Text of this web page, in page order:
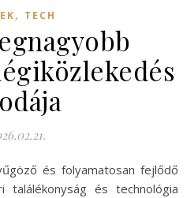
, TECH
és technológia